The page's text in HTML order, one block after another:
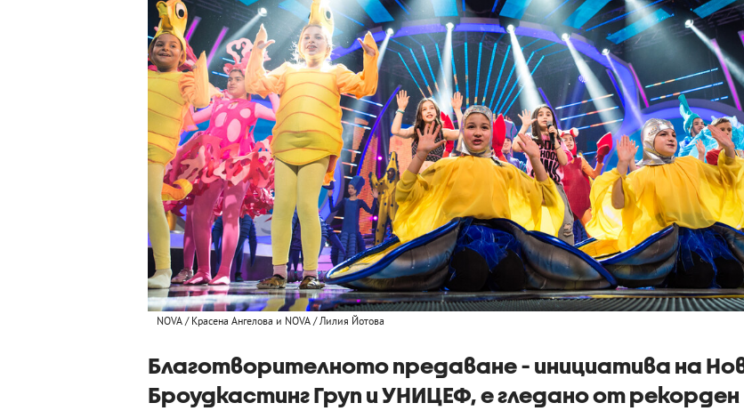
NOVA / Красена Ангелова и NOVA / Лилия Йотова
Благотворителното предаване - инициатива на
Броудкастинг Груп и УНИЦЕФ, е гледано от рекорден